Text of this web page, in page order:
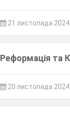
21 листопада 2024
Реформація та
20 листопада 2024